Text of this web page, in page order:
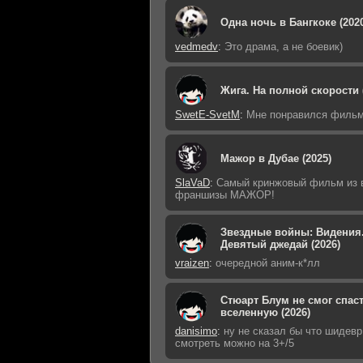
Одна ночь в Бангкоке
vedmedv: Это драма, а не боевик)
Жига. На полной скорости
SwetE-SvetM : Мне понравился
Мажор в Дубае (2025)
SlaVaD: Самый кринжовый фильм из
франшизы МАЖОР!
Звездные войны: Видения.
Девятый джедай (2026)
vraizen: очередной аним-к*лл
Стюарт Блум не смог
вселенную (2026)
danisimo: ну не сказал бы что
смотреть можно на 3+/5